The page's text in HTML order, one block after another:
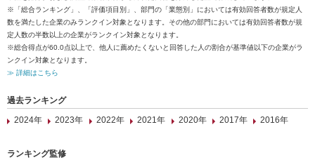
※「総合ランキング」、「評価項目別」、部門の「業態別」においては有効回答者数が規定人
数を満たした企業のみランクイン対象となります。その他の部門においては有効回答者数が規
定人数の半数以上の企業がランクイン対象となります。
※総合得点が60.0点以上で、他人に薦めたくないと回答した人の割合が基準値以下の企業がラ
ンクイン対象となります。
≫ 詳細はこちら
過去ランキング
2024年
2023年 2022年 2021年 2020年 2017年 2016年
ランキング監修